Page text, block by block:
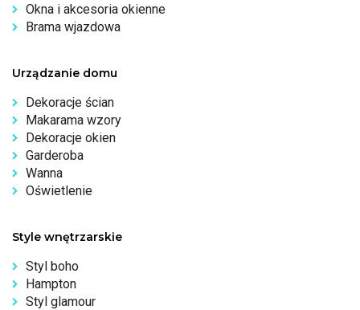
Okna i akcesoria okienne
Brama wjazdowa
Urządzanie domu
Dekoracje ścian
Makarama wzory
Dekoracje okien
Garderoba
Wanna
Oświetlenie
Style wnętrzarskie
Styl boho
Hampton
Styl glamour